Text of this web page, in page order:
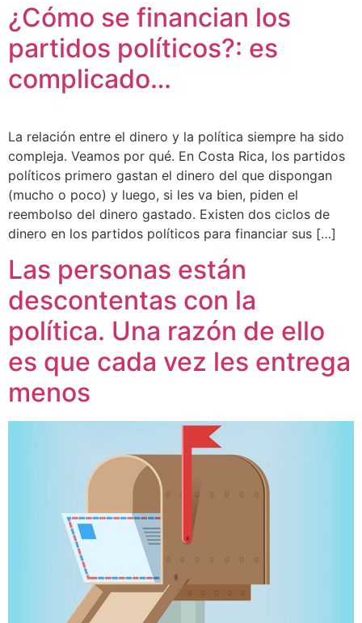
¿Cómo se financian los
partidos políticos?: es
complicado…
La relación entre el dinero y la política siempre ha sido
compleja. Veamos por qué. En Costa Rica, los partidos
políticos primero gastan el dinero del que dispongan
(mucho o poco) y luego, si les va bien, piden el
reembolso del dinero gastado. Existen dos ciclos de
dinero en los partidos políticos para financiar sus […]
Las personas están
descontentas con la
política. Una razón de ello
es que cada vez les entrega
menos